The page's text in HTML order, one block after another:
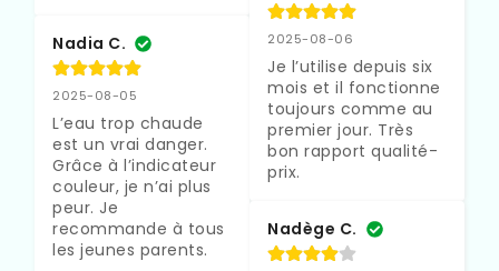
Nadia C.
2025-08-05
L’eau trop chaude
est un vrai danger.
Grâce à l’indicateur
couleur, je n’ai plus
peur. Je
recommande à tous
les jeunes parents.
2025-08-06
Je l’utilise depuis six
mois et il fonctionne
toujours comme au
premier jour. Très
bon rapport qualité-
prix.
Nadège C.